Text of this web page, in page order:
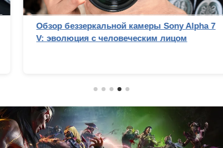
Обзор беззеркальной камеры Sony Alpha 7
V: эволюция с человеческим лицом